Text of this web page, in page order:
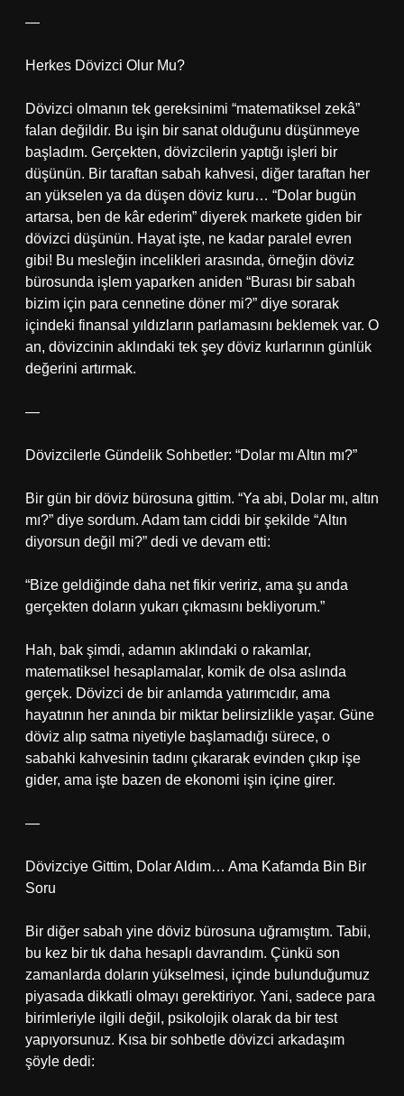
—
Herkes Dövizci Olur Mu?
Dövizci olmanın tek gereksinimi “matematiksel zekâ”
falan değildir. Bu işin bir sanat olduğunu düşünmeye
başladım. Gerçekten, dövizcilerin yaptığı işleri bir
düşünün. Bir taraftan sabah kahvesi, diğer taraftan her
an yükselen ya da düşen döviz kuru… “Dolar bugün
artarsa, ben de kâr ederim” diyerek markete giden bir
dövizci düşünün. Hayat işte, ne kadar paralel evren
gibi! Bu mesleğin incelikleri arasında, örneğin döviz
bürosunda işlem yaparken aniden “Burası bir sabah
bizim için para cennetine döner mi?” diye sorarak
içindeki finansal yıldızların parlamasını beklemek var. O
an, dövizcinin aklındaki tek şey döviz kurlarının günlük
değerini artırmak.
—
Dövizcilerle Gündelik Sohbetler: “Dolar mı Altın mı?”
Bir gün bir döviz bürosuna gittim. “Ya abi, Dolar mı, altın
mı?” diye sordum. Adam tam ciddi bir şekilde “Altın
diyorsun değil mi?” dedi ve devam etti:
“Bize geldiğinde daha net fikir veririz, ama şu anda
gerçekten doların yukarı çıkmasını bekliyorum.”
Hah, bak şimdi, adamın aklındaki o rakamlar,
matematiksel hesaplamalar, komik de olsa aslında
gerçek. Dövizci de bir anlamda yatırımcıdır, ama
hayatının her anında bir miktar belirsizlikle yaşar. Güne
döviz alıp satma niyetiyle başlamadığı sürece, o
sabahki kahvesinin tadını çıkararak evinden çıkıp işe
gider, ama işte bazen de ekonomi işin içine girer.
—
Dövizciye Gittim, Dolar Aldım… Ama Kafamda Bin Bir
Soru
Bir diğer sabah yine döviz bürosuna uğramıştım. Tabii,
bu kez bir tık daha hesaplı davrandım. Çünkü son
zamanlarda doların yükselmesi, içinde bulunduğumuz
piyasada dikkatli olmayı gerektiriyor. Yani, sadece para
birimleriyle ilgili değil, psikolojik olarak da bir test
yapıyorsunuz. Kısa bir sohbetle dövizci arkadaşım
şöyle dedi: